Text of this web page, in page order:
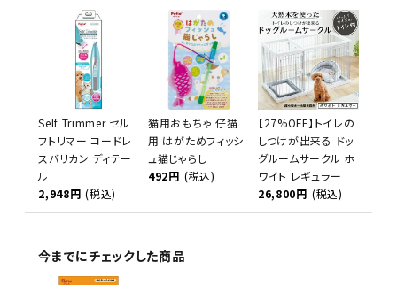
Self Trimmer セル
フトリマー コードレ
スバリカン ディテー
ル
2,948円 (税込)
猫用おもちゃ 仔猫
用 はがためフィッシ
ュ猫じゃらし
492円 (税込)
【27%OFF】トイレの
しつけが出来る ドッ
グルームサークル ホ
ワイト レギュラー
26,800円 (税込)
今までにチェックした商品